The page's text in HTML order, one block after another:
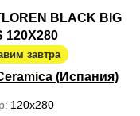
BLACK BIG
120X280
завтра
(Испания)
120x280